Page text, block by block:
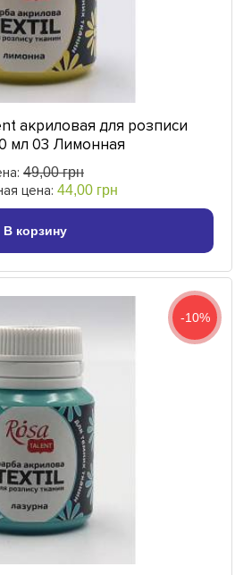
акриловая для розписи
мл 03 Лимонная
49,00 грн
цена: 44,00 грн
В корзину
-10%